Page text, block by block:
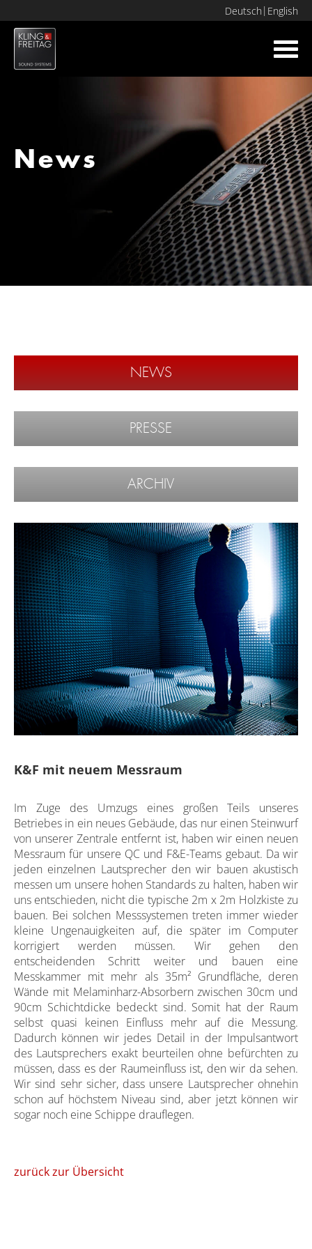
Deutsch English
News
NEWS
PRESSE
ARCHIV
K&F mit neuem Messraum
Im Zuge des Umzugs eines großen Teils unseres
Betriebes in ein neues Gebäude, das nur einen Steinwurf
von unserer Zentrale entfernt ist, haben wir einen neuen
Messraum für unsere QC und F&E-Teams gebaut. Da wir
jeden einzelnen Lautsprecher den wir bauen akustisch
messen um unsere hohen Standards zu halten, haben wir
uns entschieden, nicht die typische 2m x 2m Holzkiste zu
bauen. Bei solchen Messsystemen treten immer wieder
kleine Ungenauigkeiten auf, die später im Computer
korrigiert werden müssen. Wir gehen den
entscheidenden Schritt weiter und bauen eine
Messkammer mit mehr als 35m² Grundfläche, deren
Wände mit Melaminharz-Absorbern zwischen 30cm und
90cm Schichtdicke bedeckt sind. Somit hat der Raum
selbst quasi keinen Einfluss mehr auf die Messung.
Dadurch können wir jedes Detail in der Impulsantwort
des Lautsprechers exakt beurteilen ohne befürchten zu
müssen, dass es der Raumeinfluss ist, den wir da sehen.
Wir sind sehr sicher, dass unsere Lautsprecher ohnehin
schon auf höchstem Niveau sind, aber jetzt können wir
sogar noch eine Schippe drauflegen.
zurück zur Übersicht